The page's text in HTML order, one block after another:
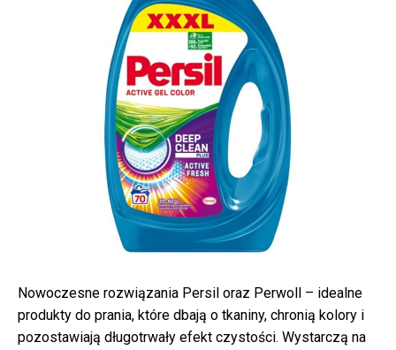
Nowoczesne rozwiązania Persil oraz Perwoll – idealne
produkty do prania, które dbają o tkaniny, chronią kolory i
pozostawiają długotrwały efekt czystości. Wystarczą na